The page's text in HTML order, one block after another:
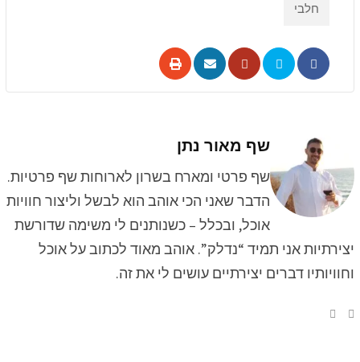
חלבי
שף מאור נתן
שף פרטי ומארח בשרון לארוחות שף פרטיות.
הדבר שאני הכי אוהב הוא לבשל וליצור חוויות
אוכל, ובכלל – כשנותנים לי משימה שדורשת
יצירתיות אני תמיד “נדלק”. אוהב מאוד לכתוב על אוכל
וחוויותיו דברים יצירתיים עושים לי את זה.